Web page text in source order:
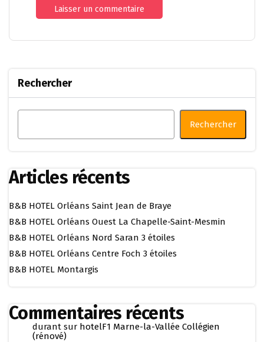
Rechercher
Rechercher
Articles récents
B&B HOTEL Orléans Saint Jean de Braye
B&B HOTEL Orléans Ouest La Chapelle-Saint-Mesmin
B&B HOTEL Orléans Nord Saran 3 étoiles
B&B HOTEL Orléans Centre Foch 3 étoiles
B&B HOTEL Montargis
Commentaires récents
durant sur hotelF1 Marne-la-Vallée Collégien
(rénové)